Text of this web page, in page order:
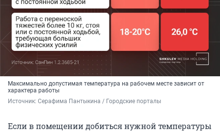
Максимально допустимая температура на рабочем месте зависит от
характера работы
Источник: Серафима Пантыкина / Городские порталы
Если в помещении добиться нужной температуры